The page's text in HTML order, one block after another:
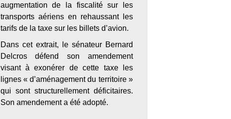
augmentation de la fiscalité sur les
transports aériens en rehaussant les
tarifs de la taxe sur les billets d’avion.
Dans cet extrait, le sénateur Bernard
Delcros défend son amendement
visant à exonérer de cette taxe les
lignes « d’aménagement du territoire »
qui sont structurellement déficitaires.
Son amendement a été adopté.